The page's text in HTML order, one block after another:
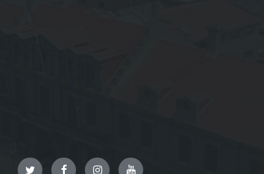
TwitterFacebookInstagramYouTube